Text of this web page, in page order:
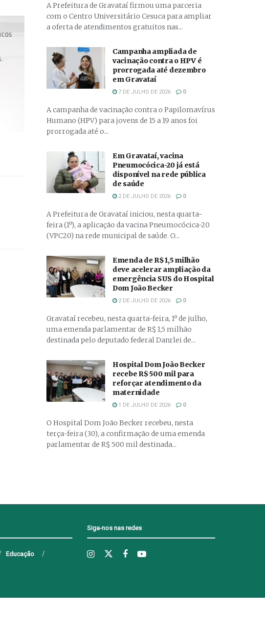
A Prefeitura de Gravataí firmou uma parceria
com o Centro Universitário Cesuca para ampliar
a oferta de atendimentos gratuitos nas...
Campanha ampliada de
vacinação contra o HPV é
prorrogada até dezembro
em Gravataí
7 DE JULHO DE 2026 0
A campanha de vacinação contra o Papilomavírus
Humano (HPV) para jovens de 15 a 19 anos foi
prorrogada até o...
Em Gravataí, vacina
Pneumocócica-20 já está
disponível na rede pública
de saúde
2 DE JULHO DE 2026 0
A Prefeitura de Gravataí iniciou, nesta quarta-
feira (1º), a aplicação da vacina Pneumocócica-20
(VPC20) na rede municipal de saúde. O...
Emenda de R$ 1,5 milhão
deve acelerar ampliação da
emergência SUS do Hospital
Dom João Becker
2 DE JULHO DE 2026 0
Gravataí recebeu, nesta quarta-feira, 1º de julho,
uma emenda parlamentar de R$ 1,5 milhão
destinada pelo deputado federal Danrlei de...
Hospital Dom João Becker
recebe R$ 500 mil para
reforçar atendimento da
maternidade
1 DE JULHO DE 2026 0
O Hospital Dom João Becker recebeu, nesta
terça-feira (30), a confirmação de uma emenda
parlamentar de R$ 500 mil destinada...
Educação
Siga-nos nas redes